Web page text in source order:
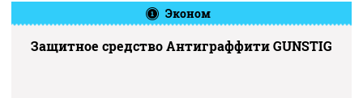
Эконом
Защитное средство Антиграффити GUNSTIG